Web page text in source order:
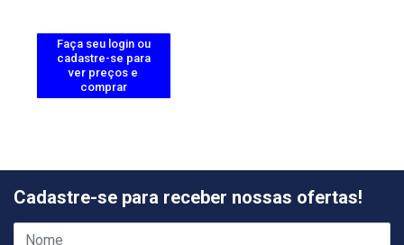
Faça seu login ou
cadastre-se para
ver preços e
comprar
Cadastre-se para receber nossas ofertas!